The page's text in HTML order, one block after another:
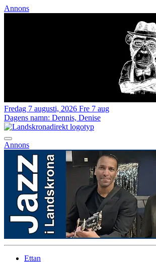
Annons
Fredag 7 augusti, 2026 Fre 7 aug
Dagens namn: Dennis, Denise
Annons
Ettan